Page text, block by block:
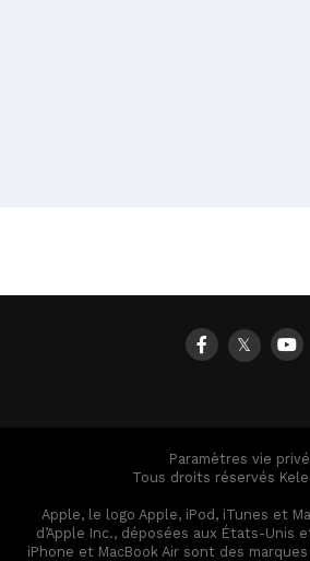
𝕏
Paramètres vie
Tous droits réservés
Apple, le logo Apple, iPod, iTunes et
d’Apple Inc., déposées aux États-Unis
iPhone et MacBook Air sont des